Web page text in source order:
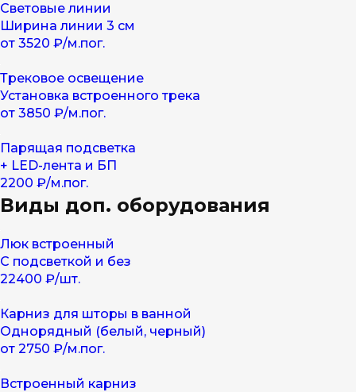
Световые линии
Ширина линии 3 см
от 3520 ₽/м.пог.
Трековое освещение
Установка встроенного трека
от 3850 ₽/м.пог.
Парящая подсветка
+ LED-лента и БП
2200 ₽/м.пог.
Виды доп. оборудования
Люк встроенный
С подсветкой и без
22400 ₽/шт.
Карниз для шторы в ванной
Однорядный (белый, черный)
от 2750 ₽/м.пог.
Встроенный карниз